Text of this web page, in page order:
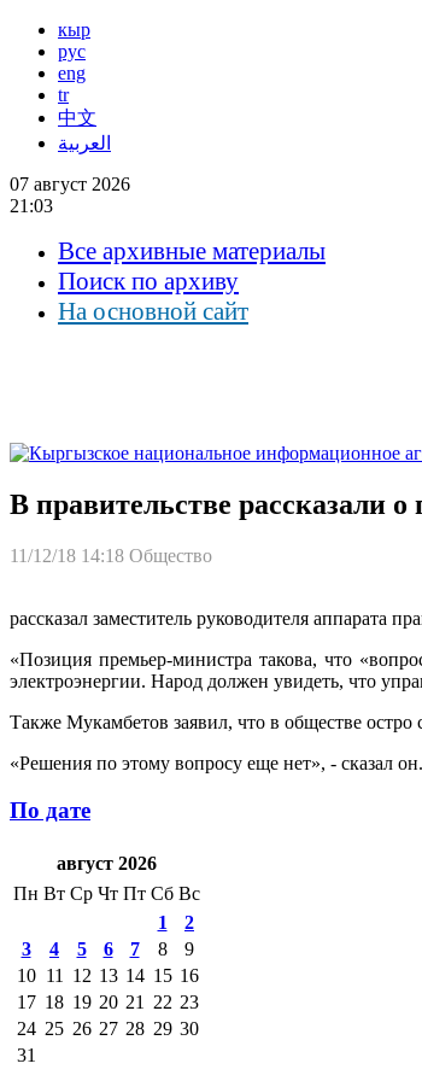
кыр
рус
eng
tr
中文
العربية
07 август 2026
21:03
Все архивные материалы
Поиск по архиву
На основной сайт
В правительстве рассказали
11/12/18 14:18 Общество
рассказал заместитель руководителя аппарата
«Позиция премьер-министра такова, что
электроэнергии. Народ должен увидеть, что
Также Мукамбетов заявил, что в обществе остро
«Решения по этому вопросу еще нет», - сказал он.
По дате
август 2026
Пн Вт Ср Чт Пт Сб Вс
1
2
3
4 5 6 7 8
9
10 11 12 13 14 15 16
17 18 19 20 21 22 23
24 25 26 27 28 29 30
31